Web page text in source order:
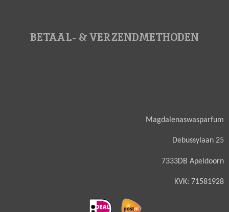
BETAAL- & VERZENDMETHODEN
Magdalenaswasparfum
Debussylaan 25
7333DB Apeldoorn
KVK: 71581928